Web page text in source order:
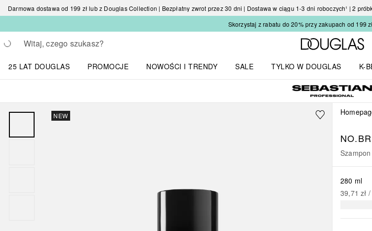
Darmowa dostawa od 199 zł lub z Douglas Collection | Bezpłatny zwrot przez 30 dni | Dostawa w ciągu 1-3 dni roboczych¹ | 2
Skorzystaj z rabatu do 20% przy zakupach od 199
Wracać
Wykonaj wyszukiwanie
25 LAT DOUGLAS
PROMOCJE
NOWOŚCI I TRENDY
SALE
TYLKO W DOUGLAS
K-
NEW
280 ml
39,71 zł /